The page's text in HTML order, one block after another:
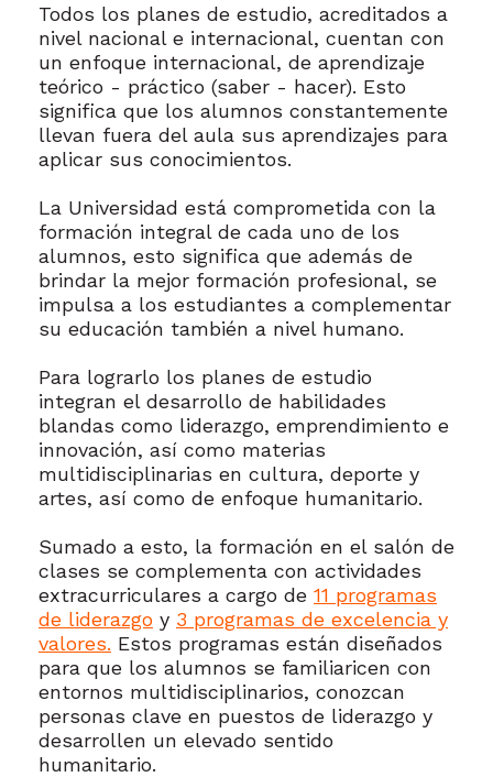
Todos los planes de estudio, acreditados a
nivel nacional e internacional, cuentan con
un enfoque internacional, de aprendizaje
teórico - práctico (saber - hacer). Esto
significa que los alumnos constantemente
llevan fuera del aula sus aprendizajes para
aplicar sus conocimientos.
La Universidad está comprometida con la
formación integral de cada uno de los
alumnos, esto significa que además de
brindar la mejor formación profesional, se
impulsa a los estudiantes a complementar
su educación también a nivel humano.
Para lograrlo los planes de estudio
integran el desarrollo de habilidades
blandas como liderazgo, emprendimiento e
innovación, así como materias
multidisciplinarias en cultura, deporte y
artes, así como de enfoque humanitario.
Sumado a esto, la formación en el salón de
clases se complementa con actividades
extracurriculares a cargo de 11 programas
de liderazgo y 3 programas de excelencia y
valores. Estos programas están diseñados
para que los alumnos se familiaricen con
entornos multidisciplinarios, conozcan
personas clave en puestos de liderazgo y
desarrollen un elevado sentido
humanitario.